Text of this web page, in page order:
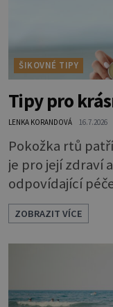
ŠIKOVNÉ TIPY
Tipy pro
LENKA KORANDOVÁ 16.7.2026
Pokožka rtů
je pro její zdraví
odpovídající péče. Bez péče to nejde Rty
neliší jen
povrchovou
Nezvláčňují je
rty mnohem
vysychání a
nutnou
ZOBRAZIT VÍCE